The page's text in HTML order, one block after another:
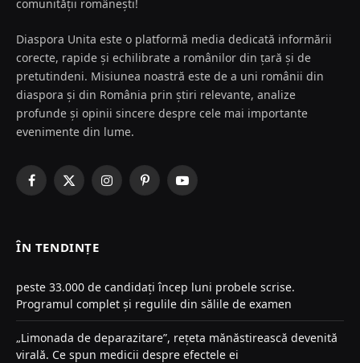
comunității românești!
Diaspora Unita este o platformă media dedicată informării
corecte, rapide și echilibrate a românilor din țară și de
pretutindeni. Misiunea noastră este de a uni românii din
diaspora și din România prin știri relevante, analize
profunde și opinii sincere despre cele mai importante
evenimente din lume.
Facebook
X
InstagramPinterestYouTube
ÎN TENDINȚE
peste 33.000 de candidați încep luni probele scrise.
Programul complet și regulile din sălile de examen
„Limonada de deparazitare”, rețeta mănăstirească devenită
virală. Ce spun medicii despre efectele ei